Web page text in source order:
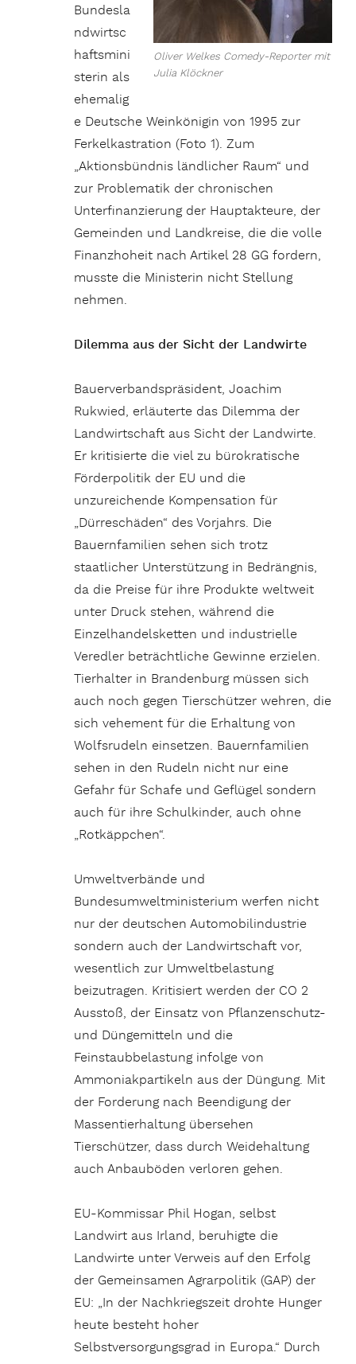
Oliver Welkes Comedy-Reporter mit
Julia Klöckner
Bundesla
ndwirtsc
haftsmini
sterin als
ehemalig
e Deutsche Weinkönigin von 1995 zur
Ferkelkastration (Foto 1). Zum
„Aktionsbündnis ländlicher Raum“ und
zur Problematik der chronischen
Unterfinanzierung der Hauptakteure, der
Gemeinden und Landkreise, die die volle
Finanzhoheit nach Artikel 28 GG fordern,
musste die Ministerin nicht Stellung
nehmen.
Dilemma aus der Sicht der Landwirte
Bauerverbandspräsident, Joachim
Rukwied, erläuterte das Dilemma der
Landwirtschaft aus Sicht der Landwirte.
Er kritisierte die viel zu bürokratische
Förderpolitik der EU und die
unzureichende Kompensation für
„Dürreschäden“ des Vorjahrs. Die
Bauernfamilien sehen sich trotz
staatlicher Unterstützung in Bedrängnis,
da die Preise für ihre Produkte weltweit
unter Druck stehen, während die
Einzelhandelsketten und industrielle
Veredler beträchtliche Gewinne erzielen.
Tierhalter in Brandenburg müssen sich
auch noch gegen Tierschützer wehren, die
sich vehement für die Erhaltung von
Wolfsrudeln einsetzen. Bauernfamilien
sehen in den Rudeln nicht nur eine
Gefahr für Schafe und Geflügel sondern
auch für ihre Schulkinder, auch ohne
„Rotkäppchen“.
Umweltverbände und
Bundesumweltministerium werfen nicht
nur der deutschen Automobilindustrie
sondern auch der Landwirtschaft vor,
wesentlich zur Umweltbelastung
beizutragen. Kritisiert werden der CO 2
Ausstoß, der Einsatz von Pflanzenschutz-
und Düngemitteln und die
Feinstaubbelastung infolge von
Ammoniakpartikeln aus der Düngung. Mit
der Forderung nach Beendigung der
Massentierhaltung übersehen
Tierschützer, dass durch Weidehaltung
auch Anbauböden verloren gehen.
EU-Kommissar Phil Hogan, selbst
Landwirt aus Irland, beruhigte die
Landwirte unter Verweis auf den Erfolg
der Gemeinsamen Agrarpolitik (GAP) der
EU: „In der Nachkriegszeit drohte Hunger
heute besteht hoher
Selbstversorgungsgrad in Europa.“ Durch